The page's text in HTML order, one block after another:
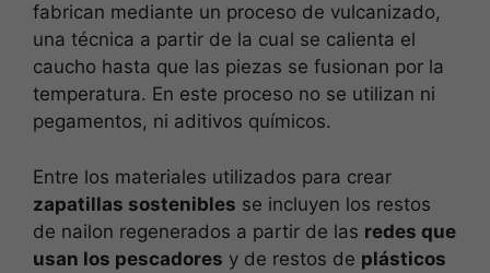
fabrican mediante un proceso de vulcanizado,
una técnica a partir de la cual se calienta el
caucho hasta que las piezas se fusionan por la
temperatura. En este proceso no se utilizan ni
pegamentos, ni aditivos químicos.
Entre los materiales utilizados para crear
zapatillas sostenibles se incluyen los restos
de nailon regenerados a partir de las redes que
usan los pescadores y de restos de plásticos